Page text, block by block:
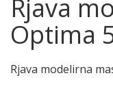
Rjava
Optima
Rjava modelirna